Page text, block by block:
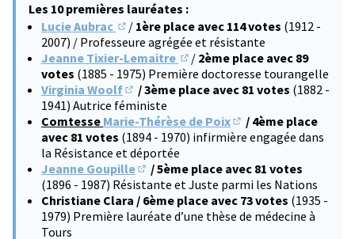
Les 10 premières lauréates :
Lucie Aubrac
(S'ouvre dans un nouvel onglet)
/ 1ère place avec 114 votes (1912 -
2007) / Professeure agrégée et résistante
Jeanne Tixier-Lemaitre
(S'ouvre dans un nouvel onglet)
/ 2ème place avec 89
votes (1885 - 1975) Première doctoresse tourangelle
Virginia Woolf
(S'ouvre dans un nouvel onglet)
/ 3ème place avec 81 votes (1882 -
1941) Autrice féministe
Comtesse Marie-Thérèse de Poix
(S'ouvre dans un
/ 4ème place
avec 81 votes (1894 - 1970) infirmière engagée dans
la Résistance et déportée
Jeanne Goupille
(S'ouvre dans un nouvel onglet)
/ 5ème place avec 81 votes
(1896 - 1987) Résistante et Juste parmi les Nations
Christiane Clara / 6ème place avec 73 votes (1935 -
1979) Première lauréate d’une thèse de médecine à
Tours